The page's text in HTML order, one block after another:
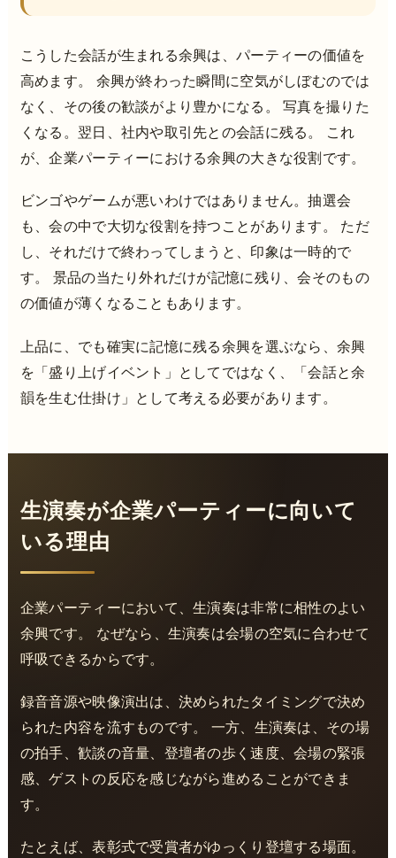
こうした会話が生まれる余興は、パーティーの価値を
高めます。 余興が終わった瞬間に空気がしぼむのでは
なく、その後の歓談がより豊かになる。 写真を撮りた
くなる。翌日、社内や取引先との会話に残る。 これ
が、企業パーティーにおける余興の大きな役割です。
ビンゴやゲームが悪いわけではありません。抽選会
も、会の中で大切な役割を持つことがあります。 ただ
し、それだけで終わってしまうと、印象は一時的で
す。 景品の当たり外れだけが記憶に残り、会そのもの
の価値が薄くなることもあります。
上品に、でも確実に記憶に残る余興を選ぶなら、余興
を「盛り上げイベント」としてではなく、「会話と余
韻を生む仕掛け」として考える必要があります。
生演奏が企業パーティーに向いて
いる理由
企業パーティーにおいて、生演奏は非常に相性のよい
余興です。 なぜなら、生演奏は会場の空気に合わせて
呼吸できるからです。
録音音源や映像演出は、決められたタイミングで決め
られた内容を流すものです。 一方、生演奏は、その場
の拍手、歓談の音量、登壇者の歩く速度、会場の緊張
感、ゲストの反応を感じながら進めることができま
す。
たとえば、表彰式で受賞者がゆっくり登壇する場面。